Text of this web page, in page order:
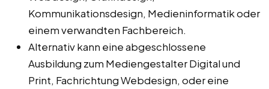
Kommunikationsdesign, Medieninformatik oder
einem verwandten Fachbereich.
Alternativ kann eine abgeschlossene
Ausbildung zum Mediengestalter Digital und
Print, Fachrichtung Webdesign, oder eine